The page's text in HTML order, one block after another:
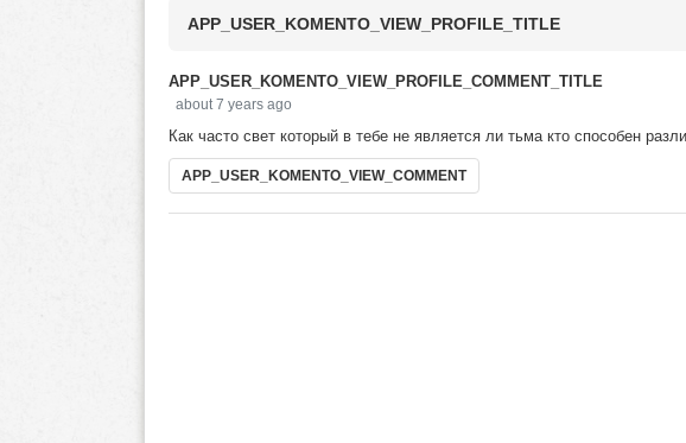
APP_USER_KOMENTO_VIEW_PROFILE_TITLE
APP_USER_KOMENTO_VIEW_PROFILE_COMMENT_TITLE
about 7 years ago
Как часто свет который в тебе не является ли тьма кто способен
APP_USER_KOMENTO_VIEW_COMMENT